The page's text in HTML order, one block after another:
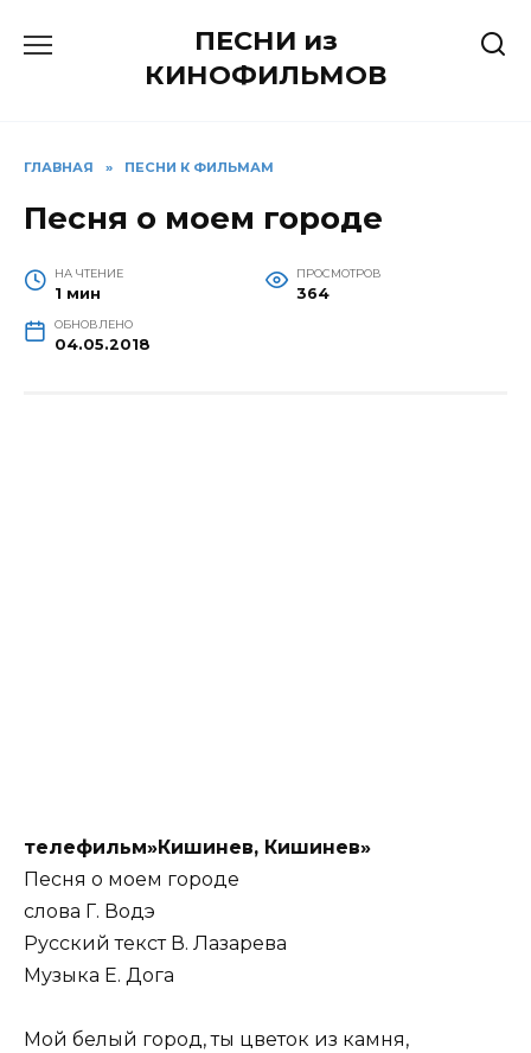
ПЕСНИ из
КИНОФИЛЬМОВ
ГЛАВНАЯ » ПЕСНИ К ФИЛЬМАМ
Песня о моем городе
НА ЧТЕНИЕ
1 мин
ПРОСМОТРОВ
364
ОБНОВЛЕНО
04.05.2018
телефильм»Кишинев, Кишинев»
Песня о моем городе
слова Г. Водэ
Русский текст В. Лазарева
Музыка Е. Дога
Мой белый город, ты цветок из камня,